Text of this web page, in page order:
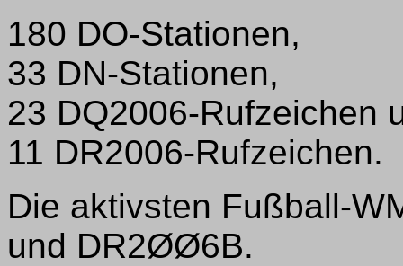
180 DO-Stationen,
33 DN-Stationen,
23 DQ2006-Rufzeichen
11 DR2006-Rufzeichen.
Die aktivsten Fußball-
und DR2ØØ6B.